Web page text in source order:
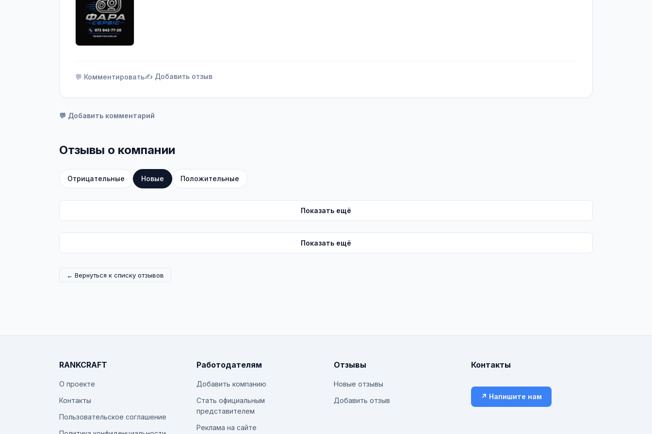
💬 Комментировать✍️ Добавить отзыв
💬 Добавить комментарий
Отзывы о компании
Отрицательные Новые Положительные
Показать ещё
Показать ещё
← Вернуться к списку отзывов
RANKCRAFT
О проекте
Контакты
Пользовательское соглашение
Работодателям
Добавить компанию
Стать официальным
представителем
Реклама на сайте
Отзывы
Новые отзывы
Добавить отзыв
Контакты
↗ Напишите нам